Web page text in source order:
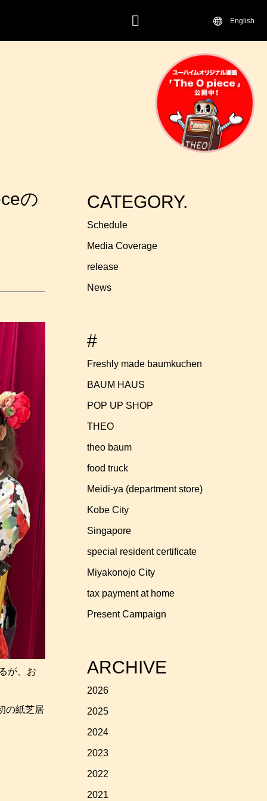
English
の
が、お
の紙芝居
CATEGORY.
Schedule
Media Coverage
release
News
#
Freshly made baumkuchen
BAUM HAUS
POP UP SHOP
THEO
theo baum
food truck
Meidi-ya (department store)
Kobe City
Singapore
special resident certificate
Miyakonojo City
tax payment at home
Present Campaign
ARCHIVE
2026
2025
2024
2023
2022
2021